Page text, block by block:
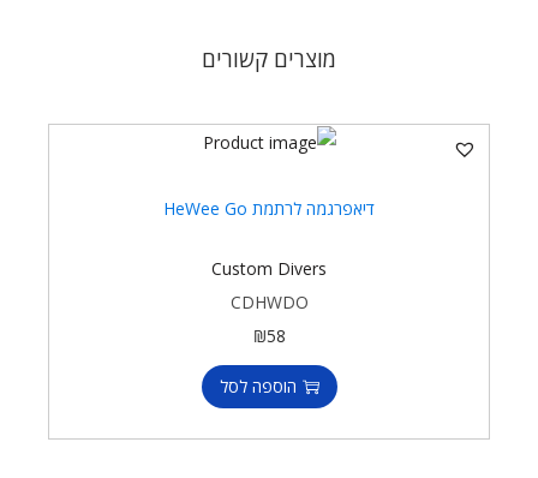
מוצרים קשורים
דיאפרגמה לרתמת HeWee Go
Custom Divers
CDHWDO
₪58
הוספה לסל